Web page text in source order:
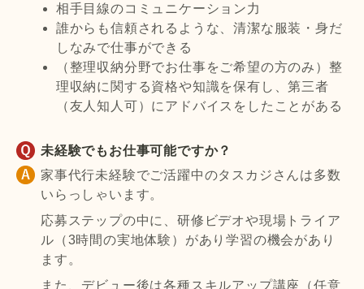
相手目線のコミュニケーション力
誰からも信頼されるような、清潔な服装・身だ
しなみで仕事ができる
（整理収納分野でお仕事をご希望の方のみ）整
理収納に関する資格や知識を保有し、第三者
（友人知人可）にアドバイスをしたことがある
未経験でもお仕事可能ですか？
家事代行未経験でご活躍中のタスカジさんは多数
いらっしゃいます。
応募ステップの中に、研修ビデオや現場トライア
ル（3時間の実地体験）があり学習の機会があり
ます。
また、デビュー後は各種スキルアップ講座（任意